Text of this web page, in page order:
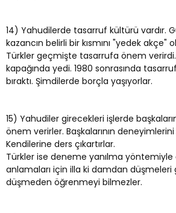
14) Yahudilerde tasarruf kültürü vardır.
kazancın belirli bir kısmını "yedek akçe"
Türkler geçmişte tasarrufa önem
kapağında yedi. 1980 sonrasında
bıraktı. Şimdilerde borçla yaşıyorlar.
15) Yahudiler girecekleri işlerde
önem verirler. Başkalarının
Kendilerine ders çıkartırlar.
Türkler ise deneme yanılma yöntemiyle
anlamaları için illa ki damdan düşmeleri
düşmeden öğrenmeyi bilmezler.